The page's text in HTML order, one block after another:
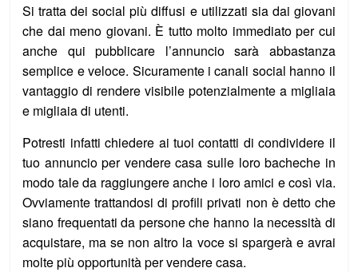
Si tratta dei social più diffusi e utilizzati sia dai giovani
che dai meno giovani. È tutto molto immediato per cui
anche qui pubblicare l’annuncio sarà abbastanza
semplice e veloce. Sicuramente i canali social hanno il
vantaggio di rendere visibile potenzialmente a migliaia
e migliaia di utenti.
Potresti infatti chiedere ai tuoi contatti di condividere il
tuo annuncio per vendere casa sulle loro bacheche in
modo tale da raggiungere anche i loro amici e così via.
Ovviamente trattandosi di profili privati non è detto che
siano frequentati da persone che hanno la necessità di
acquistare, ma se non altro la voce si spargerà e avrai
molte più opportunità per vendere casa.